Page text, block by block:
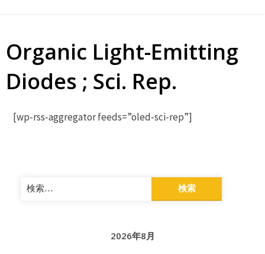
Organic Light-Emitting
Diodes ; Sci. Rep.
[wp-rss-aggregator feeds=”oled-sci-rep”]
検
索:
2026年8月